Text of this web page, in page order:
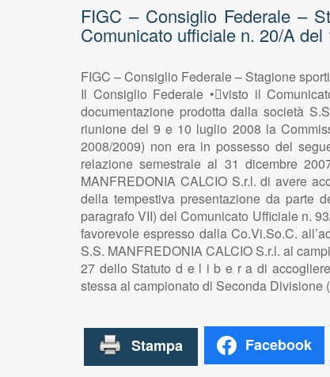
FIGC – Consiglio Federale –
Comunicato ufficiale n. 20/A del
FIGC – Consiglio Federale – Stagione
Il Consiglio Federale •visto il
documentazione prodotta dalla società
riunione del 9 e 10 luglio 2008 la
2008/2009) non era in possesso del
relazione semestrale al 31 dicembre
MANFREDONIA CALCIO S.r.l. di avere
della tempestiva presentazione da parte
paragrafo VII) del Comunicato Ufficiale n.
favorevole espresso dalla Co.Vi.So.C.
S.S. MANFREDONIA CALCIO S.r.l. al
27 dello Statuto d e l i b e r a di
stessa al campionato di Seconda Divisione
Facebook